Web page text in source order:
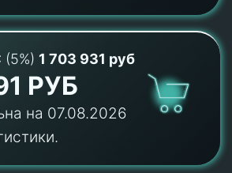
1 703 931 руб
РУБ
на 07.08.2026